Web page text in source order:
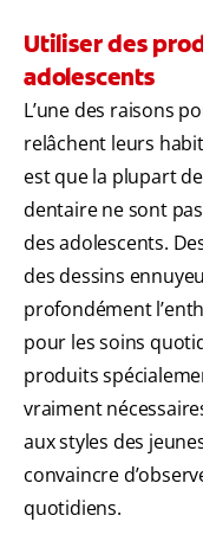
Utiliser des
adolescents
L’une des raisons
relâchent leurs
est que la plupart
dentaire ne sont
des adolescents.
des dessins
profondément
pour les soins
produits
vraiment
aux styles des
convaincre
quotidiens.